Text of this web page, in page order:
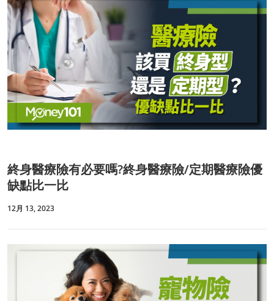
終身醫療險有必要嗎?終身醫療險/定期醫療險優
缺點比一比
12月 13, 2023